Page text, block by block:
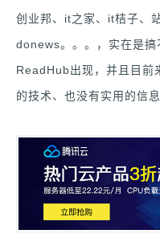
创业邦、it之家、it桔子、
donews。。。，实在是
ReadHub出现，并且目前
的技术、也没有实用的信